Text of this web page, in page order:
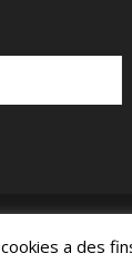
- NUMERIMIX.FR
-
a des